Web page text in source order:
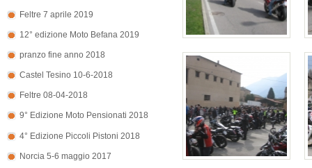
Feltre 7 aprile 2019
12° edizione Moto Befana 2019
pranzo fine anno 2018
Castel Tesino 10-6-2018
Feltre 08-04-2018
9° Edizione Moto Pensionati 2018
4° Edizione Piccoli Pistoni 2018
Norcia 5-6 maggio 2017